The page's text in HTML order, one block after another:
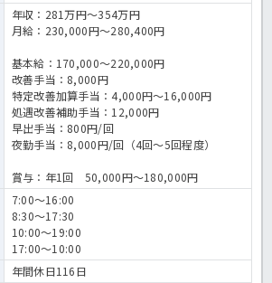
年収：281万円～354万円
月給：230,000円～280,400円
基本給：170,000～220,000円
改善手当：8,000円
特定改善加算手当：4,000円～16,000円
処遇改善補助手当：12,000円
早出手当：800円/回
夜勤手当：8,000円/回（4回～5回程度）
賞与：年1回 50,000円～180,000円
7:00～16:00
8:30～17:30
10:00～19:00
17:00～10:00
年間休日116日